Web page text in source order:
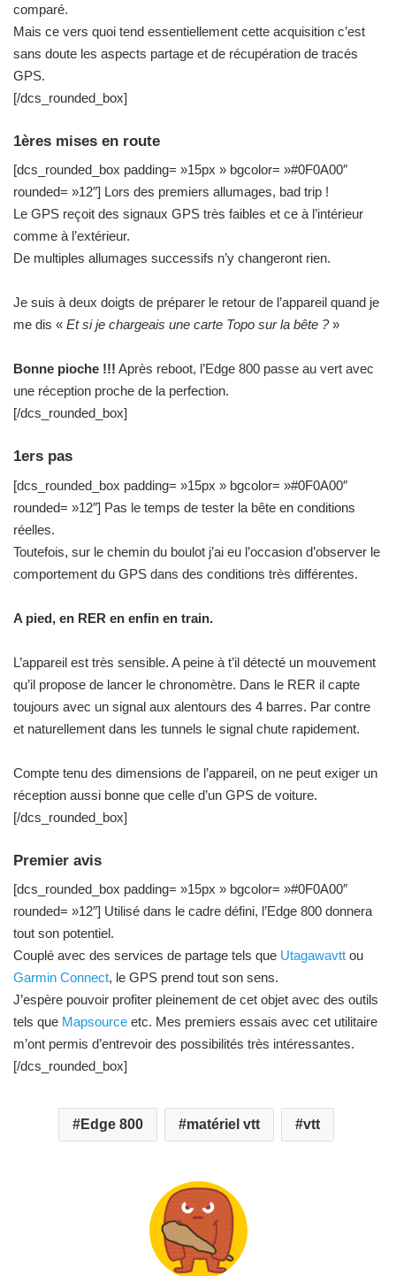
comparé.
Mais ce vers quoi tend essentiellement cette acquisition c’est
sans doute les aspects partage et de récupération de tracés
GPS.
[/dcs_rounded_box]
1ères mises en route
[dcs_rounded_box padding= »15px » bgcolor= »#0F0A00″
rounded= »12″] Lors des premiers allumages, bad trip !
Le GPS reçoit des signaux GPS très faibles et ce à l’intérieur
comme à l’extérieur.
De multiples allumages successifs n’y changeront rien.
Je suis à deux doigts de préparer le retour de l’appareil quand je
me dis « Et si je chargeais une carte Topo sur la bête ?»
Bonne pioche !!! Après reboot, l’Edge 800 passe au vert avec
une réception proche de la perfection.
[/dcs_rounded_box]
1ers pas
[dcs_rounded_box padding= »15px » bgcolor= »#0F0A00″
rounded= »12″] Pas le temps de tester la bête en conditions
réelles.
Toutefois, sur le chemin du boulot j’ai eu l’occasion d’observer le
comportement du GPS dans des conditions très différentes.
A pied, en RER en enfin en train.
L’appareil est très sensible. A peine à t’il détecté un mouvement
qu’il propose de lancer le chronomètre. Dans le RER il capte
toujours avec un signal aux alentours des 4 barres. Par contre
et naturellement dans les tunnels le signal chute rapidement.
Compte tenu des dimensions de l’appareil, on ne peut exiger un
réception aussi bonne que celle d’un GPS de voiture.
[/dcs_rounded_box]
Premier avis
[dcs_rounded_box padding= »15px » bgcolor= »#0F0A00″
rounded= »12″] Utilisé dans le cadre défini, l’Edge 800 donnera
tout son potentiel.
Couplé avec des services de partage tels que Utagawavtt ou
Garmin Connect, le GPS prend tout son sens.
J’espère pouvoir profiter pleinement de cet objet avec des outils
tels que Mapsource etc. Mes premiers essais avec cet utilitaire
m’ont permis d’entrevoir des possibilités très intéressantes.
[/dcs_rounded_box]
Edge 800 matériel vtt vtt